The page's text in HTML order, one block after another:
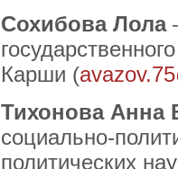
Сохибова Лола
Карши (
Тихонова Анна
социально-
политических